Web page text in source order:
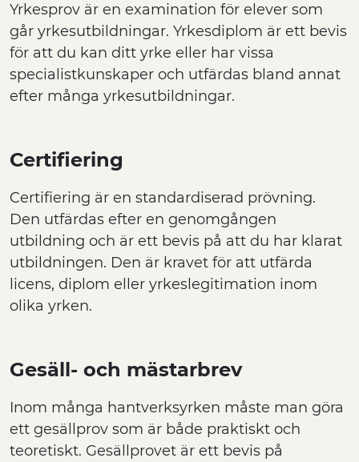
Yrkesprov är en examination för elever som
går yrkesutbildningar. Yrkesdiplom är ett bevis
för att du kan ditt yrke eller har vissa
specialistkunskaper och utfärdas bland annat
efter många yrkesutbildningar.
Certifiering
Certifiering är en standardiserad prövning.
Den utfärdas efter en genomgången
utbildning och är ett bevis på att du har klarat
utbildningen. Den är kravet för att utfärda
licens, diplom eller yrkeslegitimation inom
olika yrken.
Gesäll- och mästarbrev
Inom många hantverksyrken måste man göra
ett gesällprov som är både praktiskt och
teoretiskt. Gesällprovet är ett bevis på